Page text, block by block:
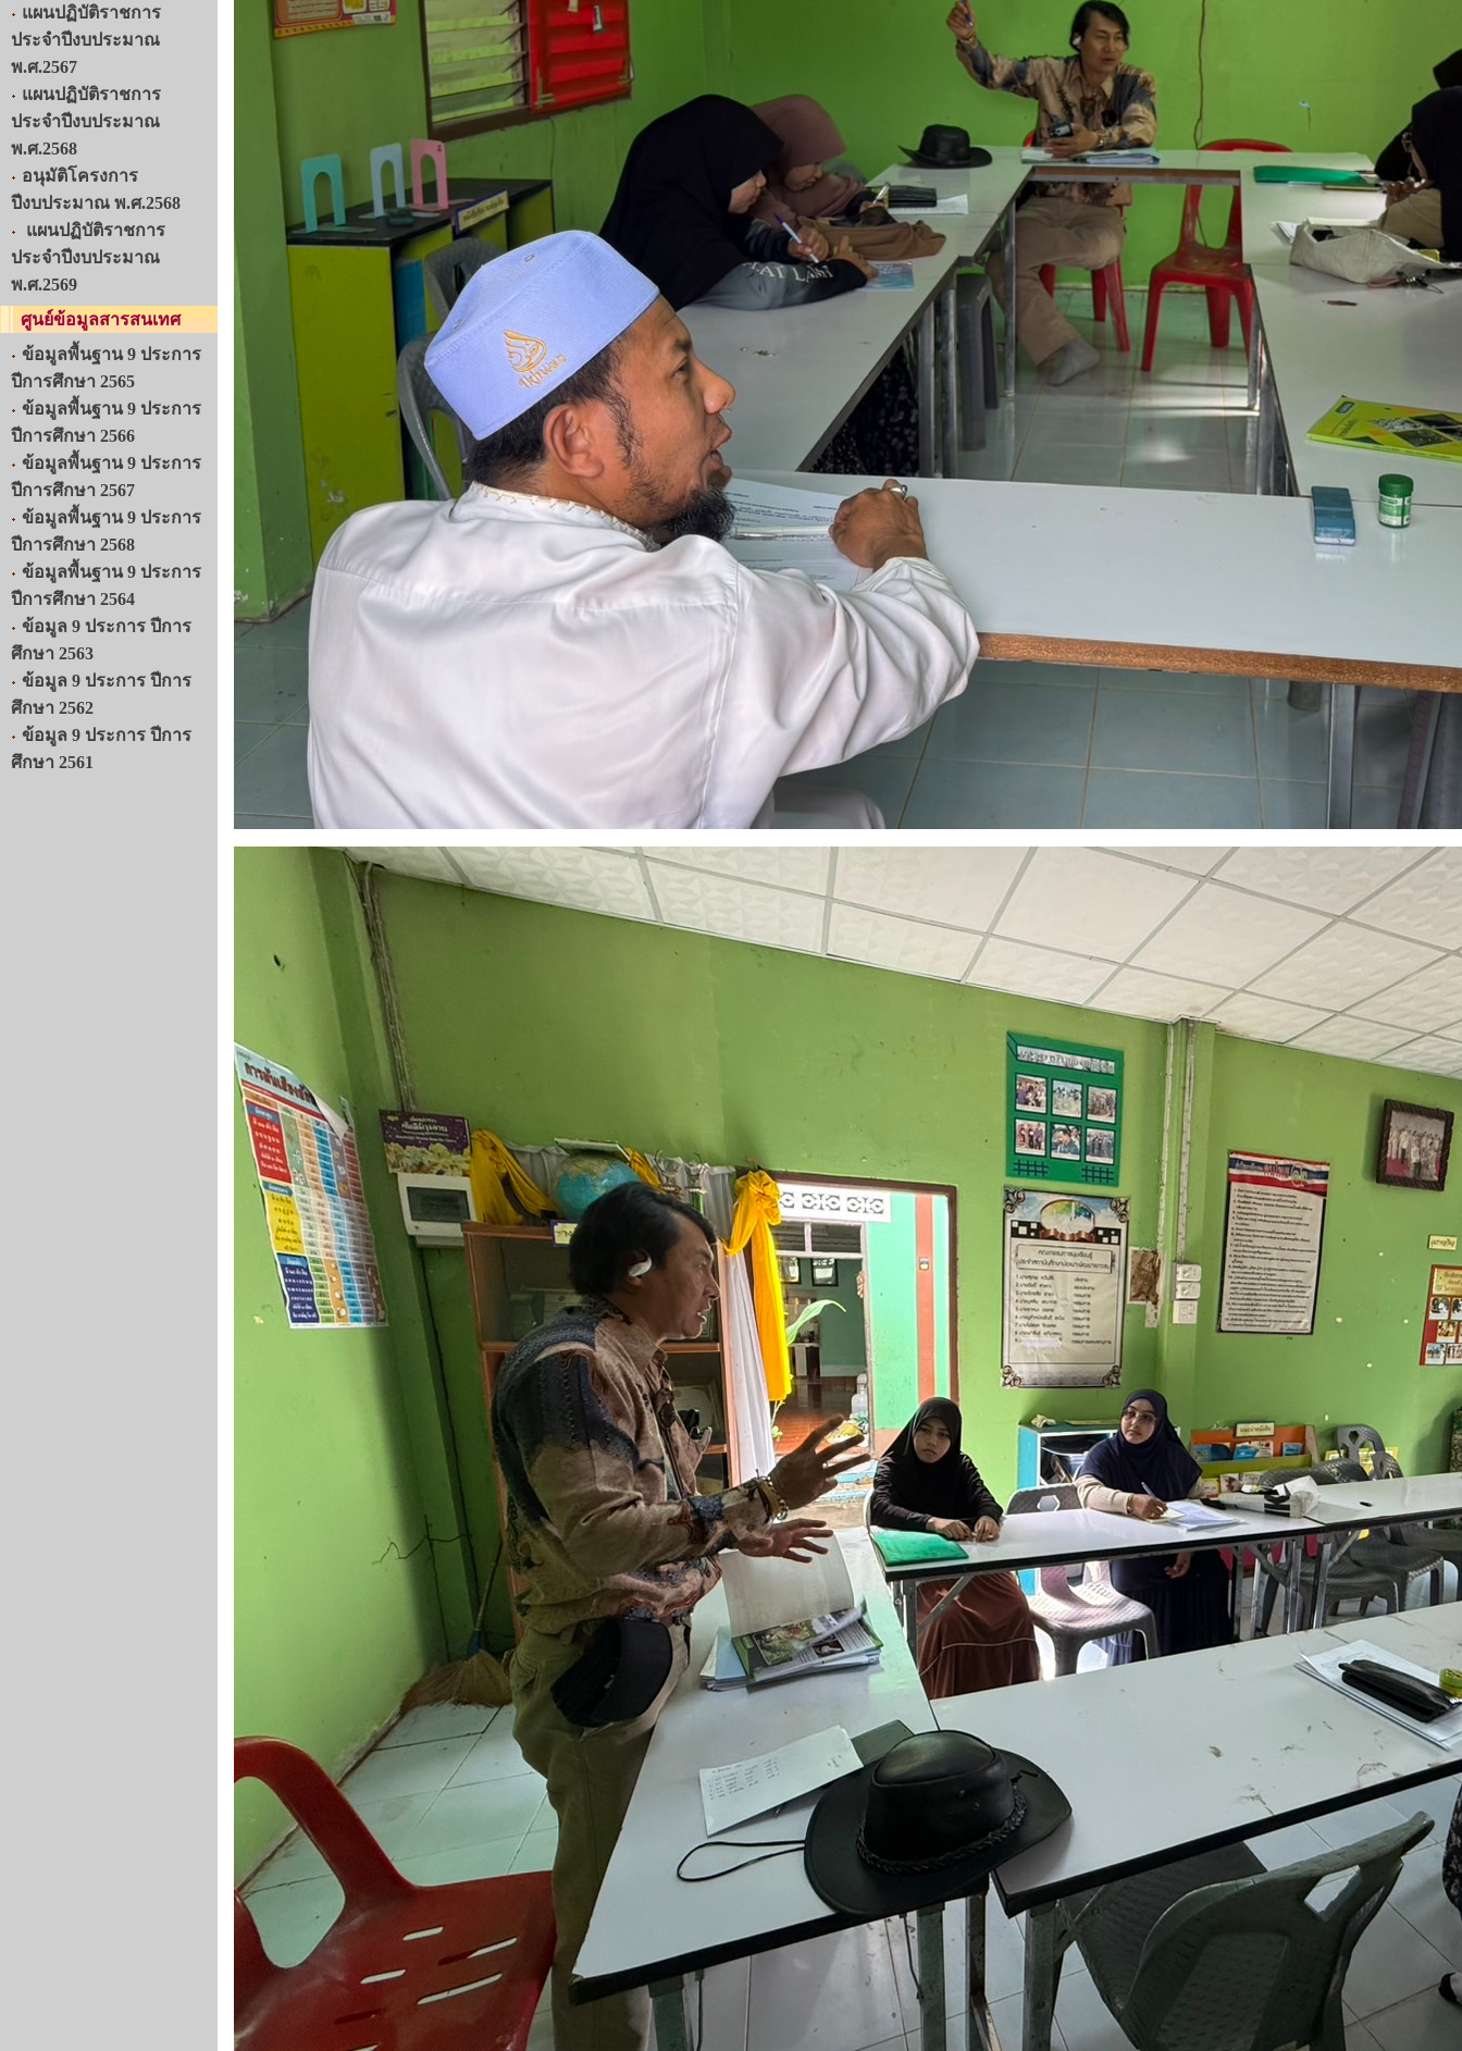
แผนปฏิบัติราชการ
ประจำปีงบประมาณ
พ.ศ.2567
แผนปฏิบัติราชการ
ประจำปีงบประมาณ
พ.ศ.2568
อนุมัติโครงการ
ปีงบประมาณ พ.ศ.2568
แผนปฏิบัติราชการ
ประจำปีงบประมาณ
พ.ศ.2569
ศูนย์ข้อมูลสารสนเทศ
ข้อมูลพื้นฐาน 9 ประการ
ปีการศึกษา 2565
ข้อมูลพื้นฐาน 9 ประการ
ปีการศึกษา 2566
ข้อมูลพื้นฐาน 9 ประการ
ปีการศึกษา 2567
ข้อมูลพื้นฐาน 9 ประการ
ปีการศึกษา 2568
ข้อมูลพื้นฐาน 9 ประการ
ปีการศึกษา 2564
ข้อมูล 9 ประการ ปีการ
ศึกษา 2563
ข้อมูล 9 ประการ ปีการ
ศึกษา 2562
ข้อมูล 9 ประการ ปีการ
ศึกษา 2561